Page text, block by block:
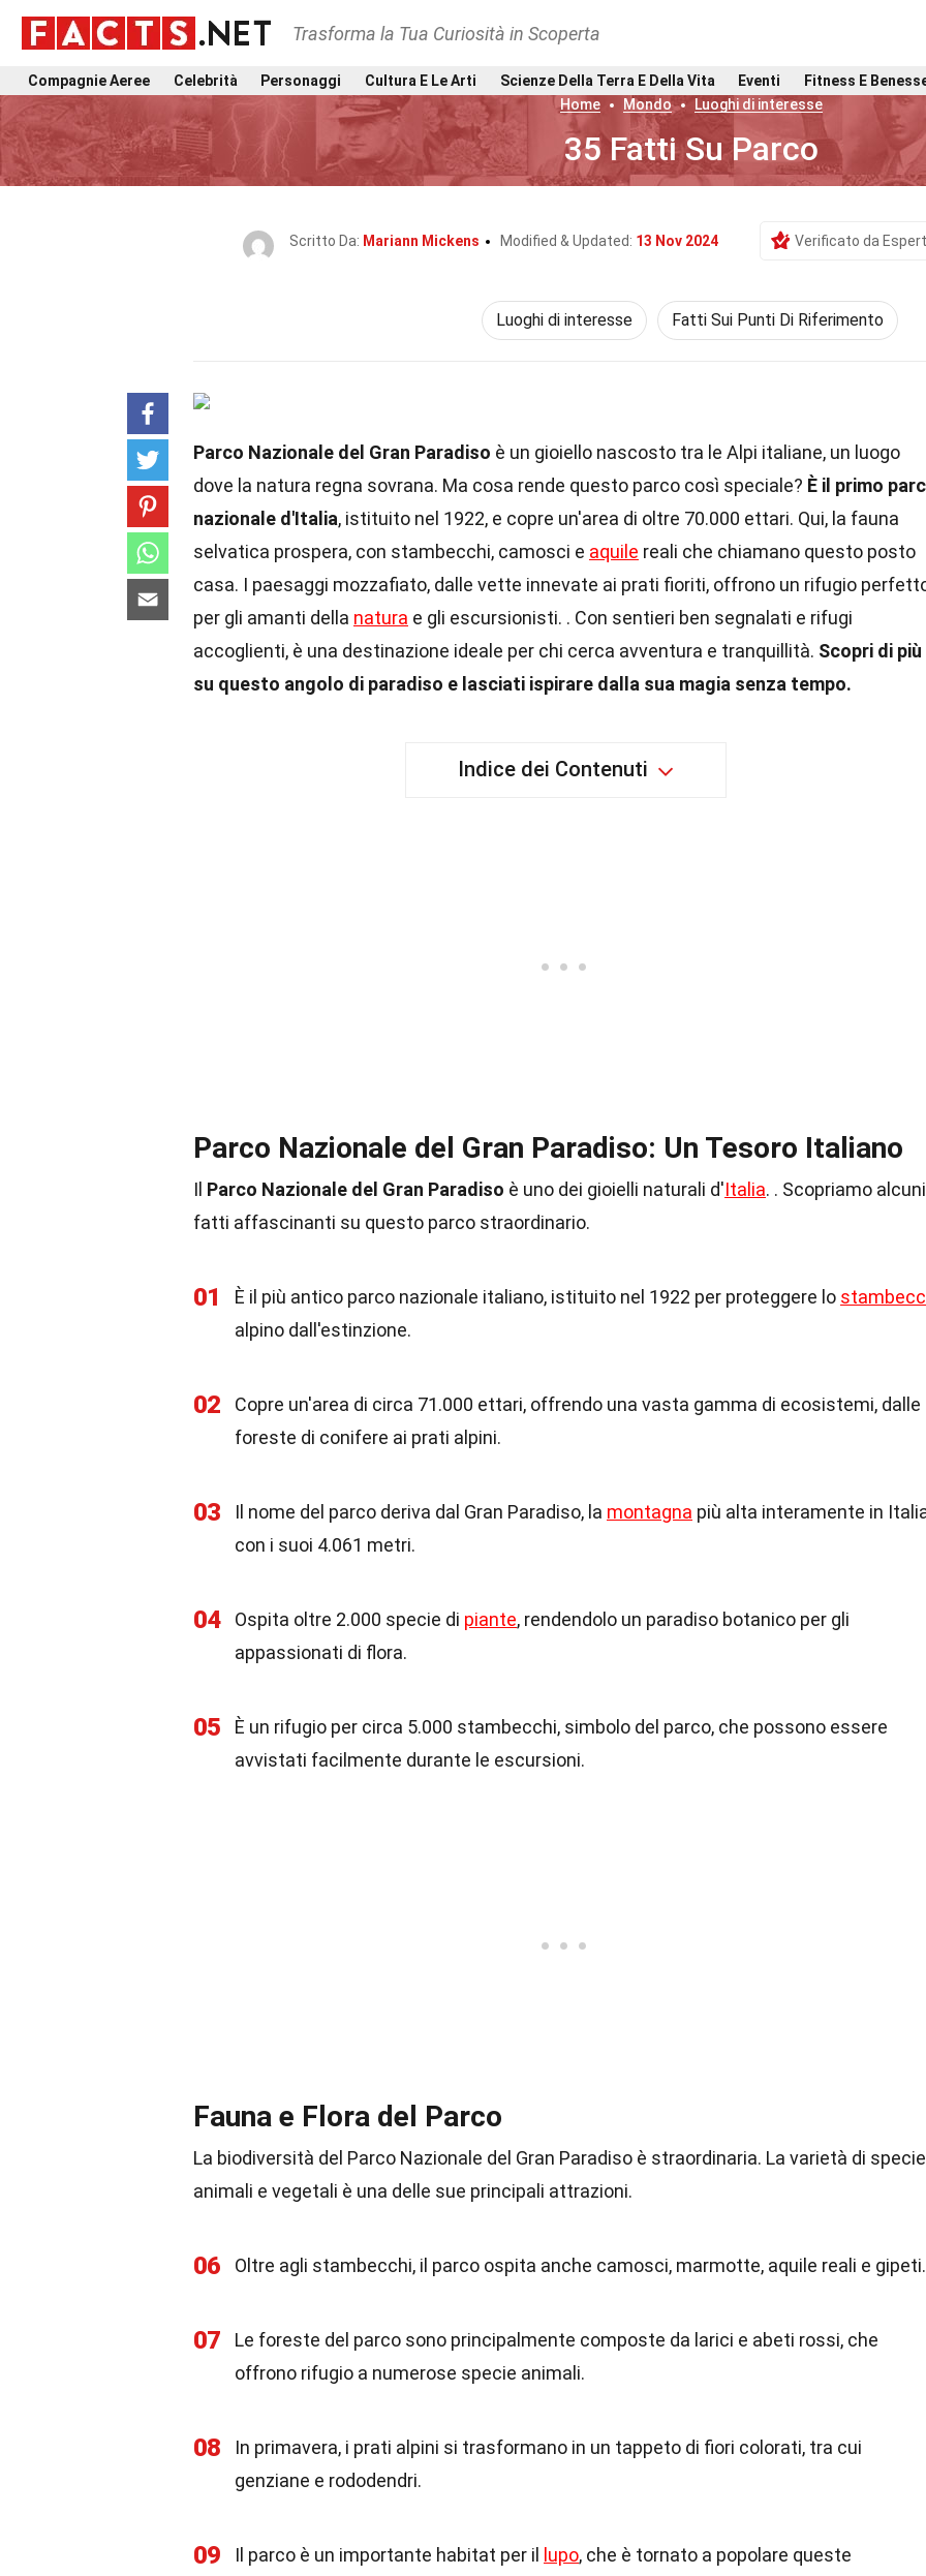
Trasforma la Tua Curiosità in Scoperta
Compagnie Aeree Celebrità Personaggi Cultura E Le Arti Scienze Della Terra E Della Vita Eventi
Fitness E
Home
Mondo Luoghi di interesse
35 Fatti Su Parco
Scritto Da: Mariann Mickens Modified & Updated: 13 Nov 2024 Verificato da
Luoghi di interesse Fatti Sui Punti Di Riferimento
Parco Nazionale del Gran Paradiso è un gioiello nascosto tra le Alpi italiane, un luogo
dove la natura regna sovrana. Ma cosa rende questo parco così speciale? È il primo
nazionale d'Italia, istituito nel 1922, e copre un'area di oltre 70.000 ettari. Qui, la fauna
selvatica prospera, con stambecchi, camosci e aquile reali che chiamano questo posto
casa. I paesaggi mozzafiato, dalle vette innevate ai prati fioriti, offrono un rifugio
per gli amanti della natura e gli escursionisti. . Con sentieri ben segnalati e rifugi
accoglienti, è una destinazione ideale per chi cerca avventura e tranquillità. Scopri di più
su questo angolo di paradiso e lasciati ispirare dalla sua magia senza tempo.
Indice dei Contenuti
Parco Nazionale del Gran Paradiso: Un Tesoro Italiano
Il Parco Nazionale del Gran Paradiso è uno dei gioielli naturali d'Italia. . Scopriamo alcuni
fatti affascinanti su questo parco straordinario.
01 È il più antico parco nazionale italiano, istituito nel 1922 per proteggere lo
alpino dall'estinzione.
02
Copre un'area di circa 71.000 ettari, offrendo una vasta gamma di ecosistemi, dalle
foreste di conifere ai prati alpini.
03 Il nome del parco deriva dal Gran Paradiso, la montagna più alta interamente in
con i suoi 4.061 metri.
04 Ospita oltre 2.000 specie di piante, rendendolo un paradiso botanico per gli
appassionati di flora.
05
È un rifugio per circa 5.000 stambecchi, simbolo del parco, che possono essere
avvistati facilmente durante le escursioni.
Fauna e Flora del Parco
La biodiversità del Parco Nazionale del Gran Paradiso è straordinaria. La varietà di specie
animali e vegetali è una delle sue principali attrazioni.
06 Oltre agli stambecchi, il parco ospita anche camosci, marmotte, aquile reali e gipeti.
07
Le foreste del parco sono principalmente composte da larici e abeti rossi, che
offrono rifugio a numerose specie animali.
08
In primavera, i prati alpini si trasformano in un tappeto di fiori colorati, tra cui
genziane e rododendri.
09 Il parco è un importante habitat per il lupo, che è tornato a popolare queste